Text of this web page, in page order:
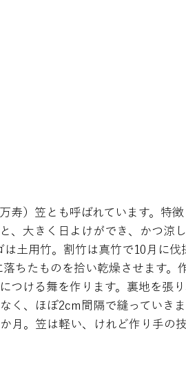
寿）笠とも呼ばれています。特
、大きく日よけができ、かつ涼
土用竹。割竹は真竹で10月に伐
ちたものを拾い乾燥させます。
つける舞を作ります。裏地を張
く、ほぼ2cm間隔で縫っていき
月。笠は軽い、けれど作り手の